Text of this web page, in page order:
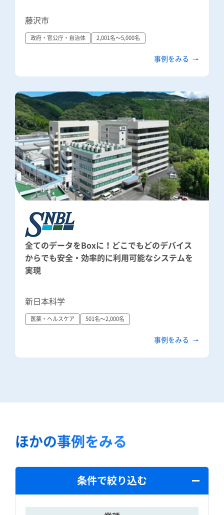
藤沢市
政府・官公庁・自治体 2,001名〜5,000名
事例をみる
全てのデータをBoxに！どこでもどのデバイス
からでも安全・効率的に利用可能なシステムを
実現
新日本科学
医薬・ヘルスケア 501名〜2,000名
事例をみる
ほかの事例をみる
条件で絞り込む